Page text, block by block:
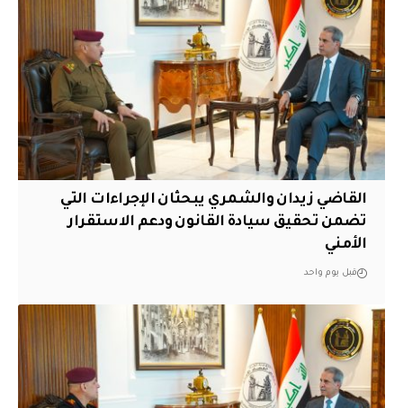
القاضي زيدان والشمري يبحثان الإجراءات التي
تضمن تحقيق سيادة القانون ودعم الاستقرار
الأمني
قبل يوم واحد